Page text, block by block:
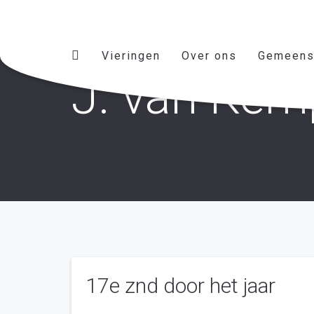
Vieringen Over ons
J. van
17e znd door het jaar